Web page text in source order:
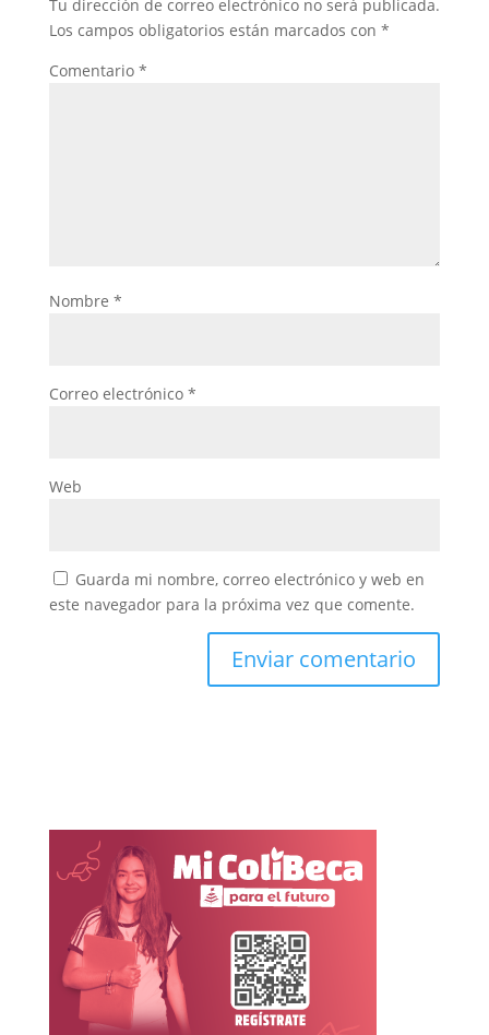
Tu dirección de correo electrónico no será publicada.
Los campos obligatorios están marcados con *
Comentario *
Nombre *
Correo electrónico *
Web
Guarda mi nombre, correo electrónico y web en
este navegador para la próxima vez que comente.